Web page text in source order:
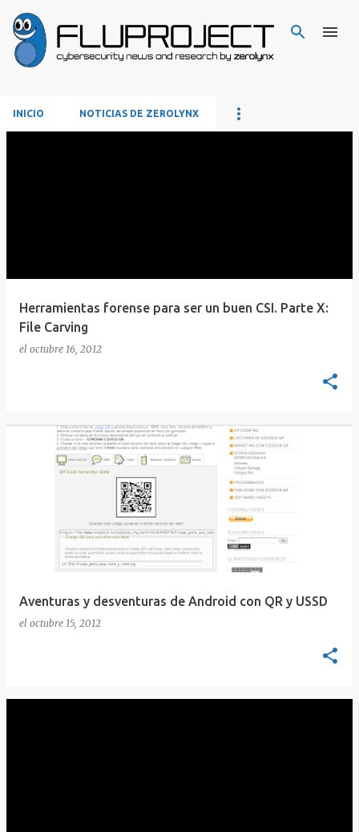
INICIO NOTICIAS DE ZEROLYNX
Herramientas forense para ser un buen CSI. Parte X:
File Carving
el octubre 16, 2012
Aventuras y desventuras de Android con QR y USSD
el octubre 15, 2012